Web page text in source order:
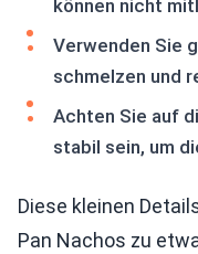
können nicht
Verwenden Sie
schmelzen und
Achten Sie auf
stabil sein, um
Diese kleinen
Pan Nachos zu